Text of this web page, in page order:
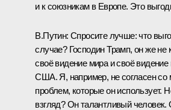
и к союзникам в Европе. Это
В.Путин: Спросите лучше: что
случае? Господин Трамп, он же не
своё видение мира и своё
США. Я, например, не согласен со
проблем, которые он использует.
взгляд? Он талантливый человек.